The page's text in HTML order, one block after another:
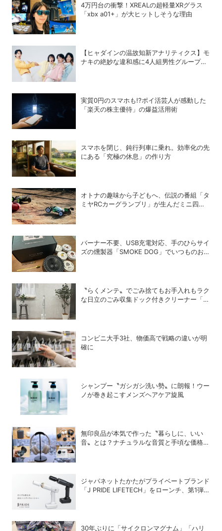
4万円台の衝撃！XREALの超軽量XRグラス
「xbx a01+」が大ヒットしそうな理由
【ヒャダインの温故知新アナリティクス】モ
ナキの絶妙な違和感に4人組男性グループの
実質0円のスマホも!?ポイ活芸人が感動した
「楽天の株主優待」の爆益活用術
スマホを閉じ、鈍行列車に乗れ。効率化の先
にある「究極の休息」の作り方
オトナの趣味から子どもへ、伝説の番組「タ
ミヤRCカーグランプリ」が生んだミニ四駆
バーナー不要、USB充電対応、手のひらサイ
ズの燻製器「SMOKE DOG」でいつものお
〝らくメンテ〟でごみ捨てもお手入れもラク
な日立のごみ収集ドック付きクリーナー「ら
コンビニ大手3社、物価高で戦略の違いが明
確に
シャンプー〝ガシガシ洗い勢〟に朗報！ウー
ノが巻き起こすメンズヘアケア旋風
無印良品が本気で作った〝暮らしに、いい
音〟とは？ナチュラルな音質と手頃な価格を
ジャパネットたかたがプライベートブランド
「J PRIDE LIFETECH」をローンチ、第1弾
30年ぶりに「サイクロンマグナム」「ハリ